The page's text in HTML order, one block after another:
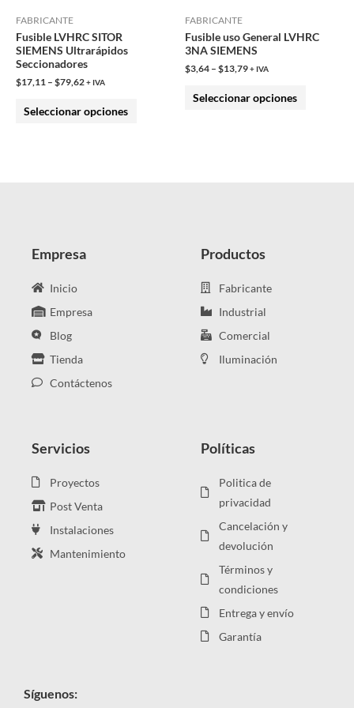
FABRICANTE
Fusible LVHRC SITOR
SIEMENS Ultrarápidos
Seccionadores
$17,11 – $79,62+ IVA
Seleccionar opciones
FABRICANTE
Fusible uso General LVHRC
3NA SIEMENS
$3,64 – $13,79+ IVA
Seleccionar opciones
elegir
Empresa
Inicio
Empresa
Blog
Tienda
Contáctenos
Productos
Fabricante
Industrial
Comercial
Iluminación
Servicios
Proyectos
Post Venta
Instalaciones
Mantenimiento
Políticas
Politica de
privacidad
Cancelación y
devolución
Términos y
condiciones
Entrega y envío
Garantía
Síguenos: